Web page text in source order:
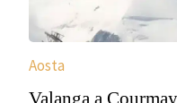
Aosta
Valanga a